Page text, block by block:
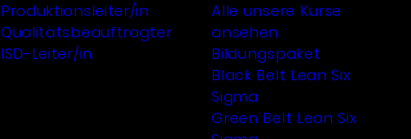
Produktionsleiter/in
Qualitätsbeauftragter
ISD-Leiter/in
Alle unsere Kurse
ansehen
Bildungspaket
Black Belt Lean Six
Sigma
Green Belt Lean Six